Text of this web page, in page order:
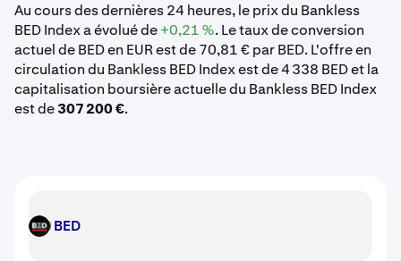
Au cours des dernières 24 heures, le prix du Bankless
BED Index a évolué de+0,21 %. Le taux de conversion
actuel de BED en EUR est de 70,81 € par BED. L'offre en
circulation du Bankless BED Index est de 4 338 BED et la
capitalisation boursière actuelle du Bankless BED Index
est de307 200 €.
BED BED